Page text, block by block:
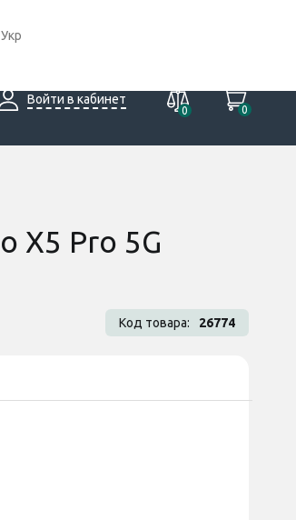
Укр
Войти в кабинет
0
0
X5 Pro 5G
Код товара: 26774